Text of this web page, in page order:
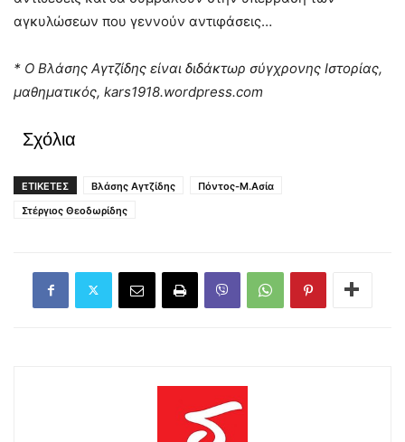
αγκυλώσεων που γεννούν αντιφάσεις…
* Ο Βλάσης Αγτζίδης είναι διδάκτωρ σύγχρονης Ιστορίας,
μαθηματικός, kars1918.wordpress.com
Σχόλια
ΕΤΙΚΕΤΕΣ Βλάσης Αγτζίδης
Πόντος-Μ.Ασία
Στέργιος Θεοδωρίδης